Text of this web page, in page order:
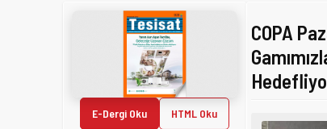
E-Dergi Oku HTML Oku
COPA